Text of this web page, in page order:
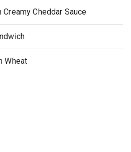
Cheddar Sauce
Wheat